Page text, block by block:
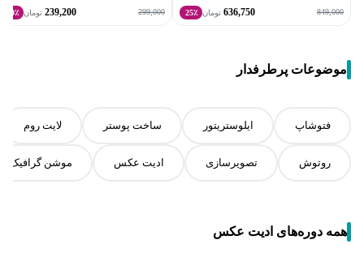
849,000
636,750 تومان 25٪ 299,000
239,200 تومان 20٪
موضوعات پرطرفدار
فتوشاپ ایلوستریتور ساخت پوستر لایت روم
روتوش تصویرسازی ادیت عکس موشن گرافیک
همه دوره‌های ادیت عکس